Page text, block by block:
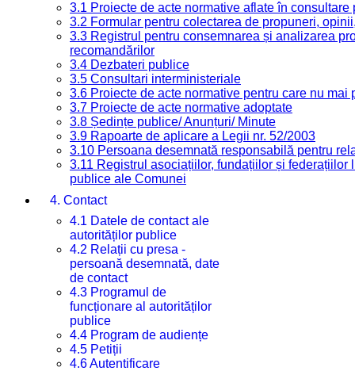
3.1 Proiecte de acte normative aflate în consultare
3.2 Formular pentru colectarea de propuneri,
3.3 Registrul pentru consemnarea și analizarea
recomandărilor
3.4 Dezbateri publice
3.5 Consultari interministeriale
3.6 Proiecte de acte normative pentru care nu mai
3.7 Proiecte de acte normative adoptate
3.8 Ședințe publice/ Anunțuri/ Minute
3.9 Rapoarte de aplicare a Legii nr. 52/2003
3.10 Persoana desemnată responsabilă pentru
3.11 Registrul asociațiilor, fundațiilor și federațiilor
publice ale Comunei
4. Contact
4.1 Datele de contact ale
autorităților publice
4.2 Relații cu presa -
persoană desemnată, date
de contact
4.3 Programul de
funcționare al autorităților
publice
4.4 Program de audiențe
4.5 Petiții
4.6 Autentificare